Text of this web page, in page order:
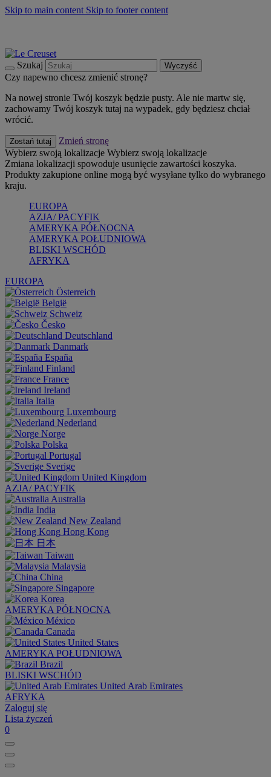
Skip to main content Skip to footer content
Szukaj Wyczyść
Czy napewno chcesz zmienić stronę?
Na nowej stronie Twój koszyk będzie pusty. Ale nie martw się,
zachowamy Twój koszyk tutaj na wypadek, gdy będziesz chciał
wrócić.
Zostań tutaj
Zmień stronę
Wybierz swoją lokalizacje Wybierz swoją lokalizacje
Zmiana lokalizacji spowoduje usunięcie zawartości koszyka.
Produkty zakupione online mogą być wysyłane tylko do wybranego
kraju.
EUROPA
AZJA/ PACYFIK
AMERYKA PÓŁNOCNA
AMERYKA POŁUDNIOWA
BLISKI WSCHÓD
AFRYKA
EUROPA
Österreich
België
Schweiz
Česko
Deutschland
Danmark
España
Finland
France
Ireland
Italia
Luxembourg
Nederland
Norge
Polska
Portugal
Sverige
United Kingdom
AZJA/ PACYFIK
Australia
India
New Zealand
Hong Kong
日本
Taiwan
Malaysia
China
Singapore
Korea
AMERYKA PÓŁNOCNA
México
Canada
United States
AMERYKA POŁUDNIOWA
Brazil
BLISKI WSCHÓD
United Arab Emirates
AFRYKA
Zaloguj się
Lista życzeń
0